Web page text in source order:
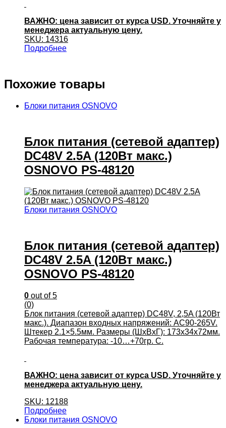
ВАЖНО: цена зависит от курса USD. Уточняйте у
менеджера актуальную цену.
SKU: 14316
Подробнее
Похожие товары
Блоки питания OSNOVO
Блок питания (сетевой адаптер)
DC48V 2.5A (120Вт макс.)
OSNOVO PS-48120
Блоки питания OSNOVO
Блок питания (сетевой адаптер)
DC48V 2.5A (120Вт макс.)
OSNOVO PS-48120
0 out of 5
(0)
Блок питания (сетевой адаптер) DC48V, 2,5A (120Вт
макс.). Диапазон входных напряжений: AC90-265V.
Штекер 2.1×5.5мм. Размеры (ШхВхГ): 173x34x72мм.
Рабочая температура: -10…+70гр. С.
ВАЖНО: цена зависит от курса USD. Уточняйте у
менеджера актуальную цену.
SKU: 12188
Подробнее
Блоки питания OSNOVO